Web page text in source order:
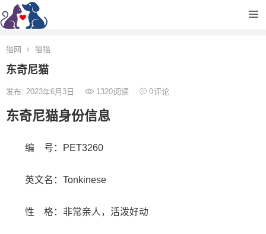
猫网 猫猫
东奇尼猫
发布: 2023年6月3日 1320阅读 0评论
东奇尼猫身份信息
编 号：PET3260
英文名：Tonkinese
性 格：非常亲人，活泼好动